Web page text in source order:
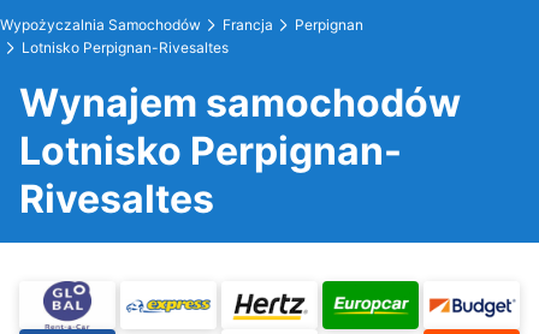
Wypożyczalnia Samochodów Francja
Perpignan
Lotnisko Perpignan-Rivesaltes
Wynajem samochodów
Lotnisko Perpignan-
Rivesaltes